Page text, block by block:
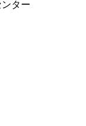
ター